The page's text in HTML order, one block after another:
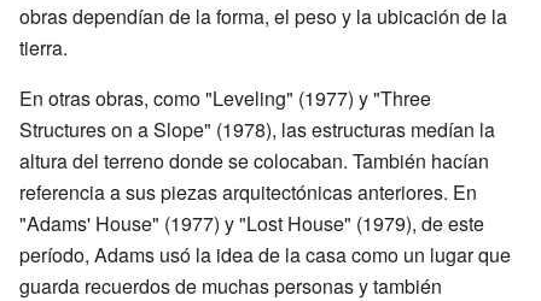
obras dependían de la forma, el peso y la ubicación de la
tierra.
En otras obras, como "Leveling" (1977) y "Three
Structures on a Slope" (1978), las estructuras medían la
altura del terreno donde se colocaban. También hacían
referencia a sus piezas arquitectónicas anteriores. En
"Adams' House" (1977) y "Lost House" (1979), de este
período, Adams usó la idea de la casa como un lugar que
guarda recuerdos de muchas personas y también